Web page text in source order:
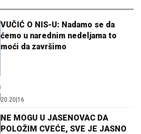
VUČIĆ O NIS-U: Nadamo se da
ćemo u narednim nedeljama to
moći da završimo
20:20 16
NE MOGU U JASENOVAC DA
POLOŽIM CVEĆE, SVE JE JASNO